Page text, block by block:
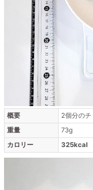
概要
2個分の
重量
73g
カロリー
325kcal